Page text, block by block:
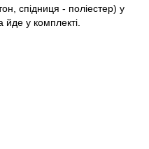
спідниця - поліестер) у
у комплекті.